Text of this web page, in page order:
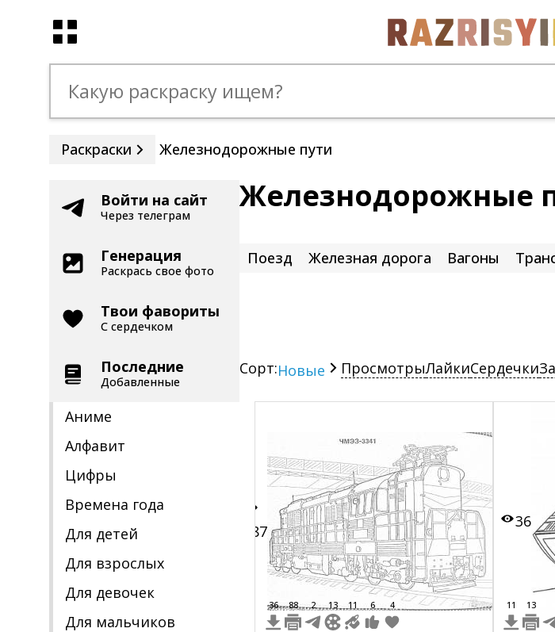
Раскраски Железнодорожные пути
Войти на сайт
Через телеграм
Генерация
Раскрась свое фото
Твои фавориты
С сердечком
Последние
Добавленные
Аниме
Алфавит
Цифры
Времена года
Для детей
Для взрослых
Для девочек
Для мальчиков
Железнодорожные
Поезд Железная дорога Вагоны
Сорт:Новые ПросмотрыЛайкиСердечки
187
36 88 2 13 11 6 4
36
11 13